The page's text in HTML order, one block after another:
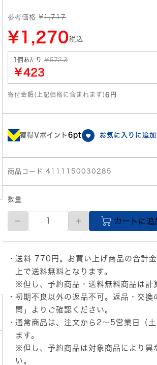
参考価格 ¥1,717
¥1,270税込
1個あたり ￥572.3
￥423
寄付金額(上記価格に含まれます)6円
獲得Vポイント 6pt お気に入りに追
商品コード 4111150030285
数量
サ
ヨ
ー
品
サ
ッ
ポ
ロ
一
減
塩
塩
ら
カートに追
送料 770円。お買い上げ商品の合計
上で送料無料となります。
※但し、予約商品・送料無料商品は計
初期不良以外の返品不可。返品・交換
問」
よりご確認ください。
通常商品は、注文から2～5営業日（
ます。
※但し、予約商品は対象商品により異
い。